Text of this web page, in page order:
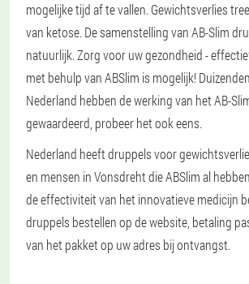
mogelijke tijd af te vallen. Gewichtsverlies
van ketose. De samenstelling van AB-Slim
natuurlijk. Zorg voor uw gezondheid -
met behulp van ABSlim is mogelijk!
Nederland hebben de werking van het AB-
gewaardeerd, probeer het ook eens.
Nederland heeft druppels voor
en mensen in Vonsdreht die ABSlim al
de effectiviteit van het innovatieve medicijn
druppels bestellen op de website, betaling
van het pakket op uw adres bij ontvangst.